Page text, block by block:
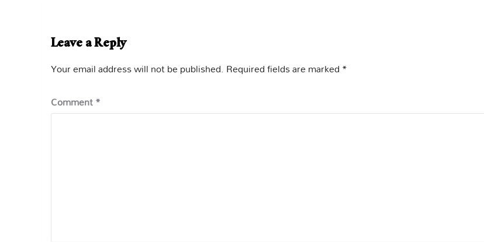
Leave a Reply
Your email address will not be published. Required fields are marked*
Comment*